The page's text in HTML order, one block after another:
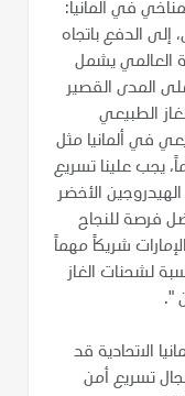
في ألمانيا:
الدفع باتجاه
العالمي يشمل
المدى القصير
الطبيعي
في ألمانيا مثل
يجب علينا تسريع
الأخضر
فرصة للنجاح
شريكاً مهماً
لشحنات الغاز
".
الاتحادية قد
تسريع أمن